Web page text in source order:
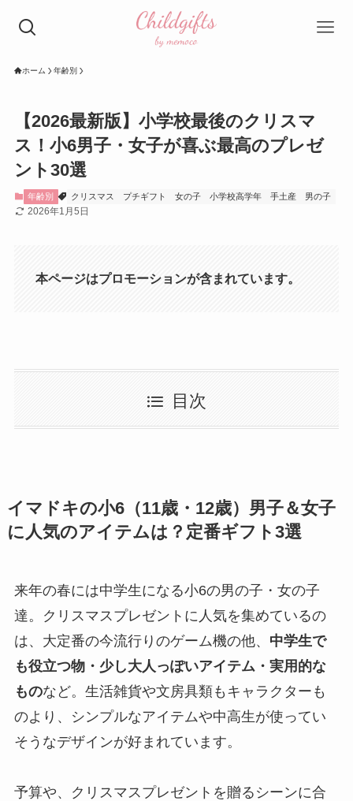
ホーム 年齢別
【2026最新版】小学校最後のクリスマ
ス！小6男子・女子が喜ぶ最高のプレゼ
ント30選
年齢別 クリスマス プチギフト 女の子 小学校高学年 手土産 男の子
2026年1月5日
本ページはプロモーションが含まれています。
目次
イマドキの小6（11歳・12歳）男子＆女子
に人気のアイテムは？定番ギフト3選
来年の春には中学生になる小6の男の子・女の子
達。クリスマスプレゼントに人気を集めているの
は、大定番の今流行りのゲーム機の他、 中学生で
も役立つ物・少し大人っぽいアイテム・実用的な
ものなど。生活雑貨や文房具類もキャラクターも
のより、シンプルなアイテムや中高生が使ってい
そうなデザインが好まれています。
予算や、クリスマスプレゼントを贈るシーンに合